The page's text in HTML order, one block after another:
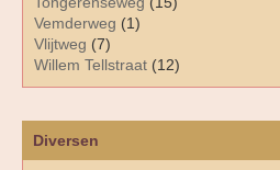
Diversen
Vemderweg (1)
Vlijtweg (7)
Willem Tellstraat (12)